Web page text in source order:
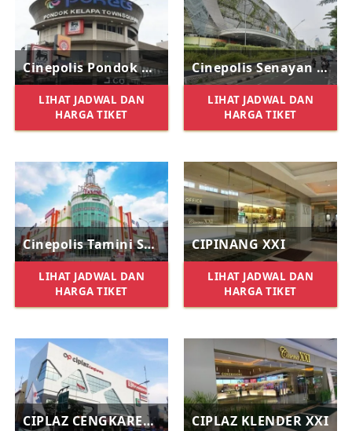
Cinepolis Pondok Kelapa Town Square
LIHAT JADWAL DAN
HARGA TIKET
Cinepolis Senayan Park
LIHAT JADWAL DAN
HARGA TIKET
Cinepolis Tamini Square
LIHAT JADWAL DAN
HARGA TIKET
CIPINANG XXI
LIHAT JADWAL DAN
HARGA TIKET
CIPLAZ CENGKARENG XXI CIPLAZ KLENDER XXI